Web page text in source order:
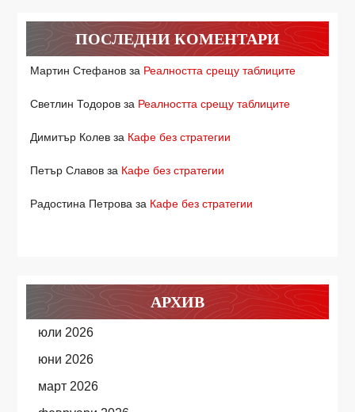
ПОСЛЕДНИ КОМЕНТАРИ
Мартин Стефанов за Реалността срещу таблиците
Светлин Тодоров за Реалността срещу таблиците
Димитър Колев за Кафе без стратегии
Петър Славов за Кафе без стратегии
Радостина Петрова за Кафе без стратегии
АРХИВ
юли 2026
юни 2026
март 2026